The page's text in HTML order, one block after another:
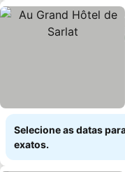
Selecione as datas
exatos.